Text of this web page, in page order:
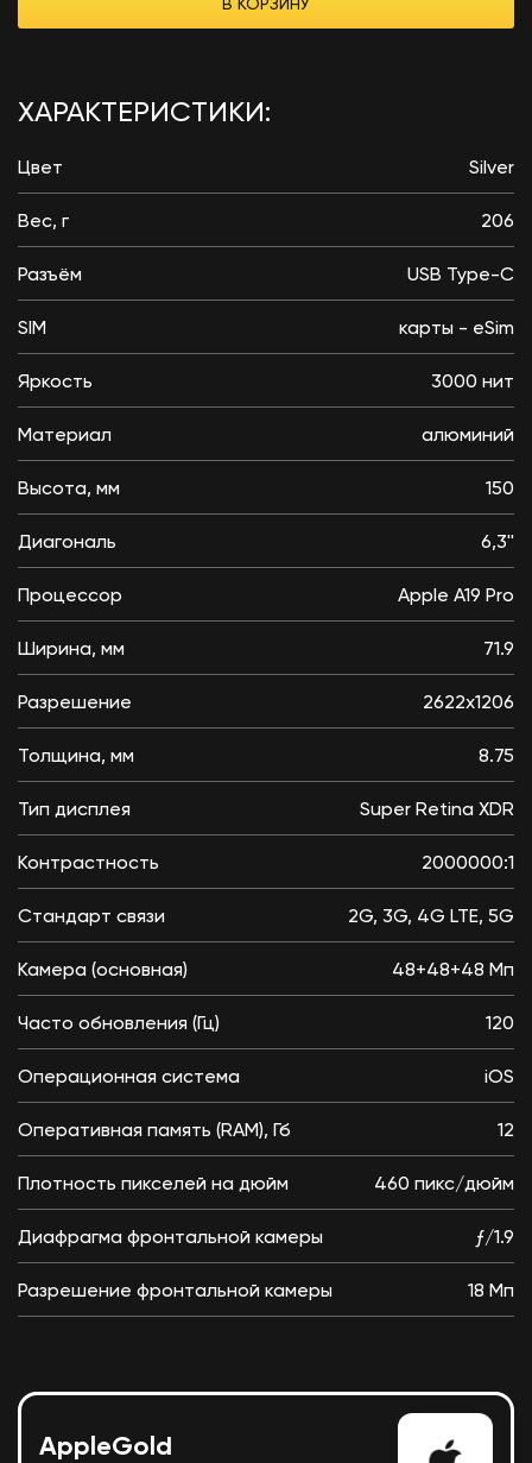
В КОРЗИНУ
ХАРАКТЕРИСТИКИ:
Цвет Silver
Вес, г 206
Разъём USB Type-C
SIM карты - eSim
Яркость 3000 нит
Материал алюминий
Высота, мм 150
Диагональ 6,3''
Процессор Apple A19 Pro
Ширина, мм 71.9
Разрешение 2622x1206
Толщина, мм 8.75
Тип дисплея Super Retina XDR
Контрастность 2000000:1
Стандарт связи 2G, 3G, 4G LTE, 5G
Камера (основная) 48+48+48 Мп
Часто обновления (Гц) 120
Операционная система iOS
Оперативная память (RAM), Гб 12
Плотность пикселей на дюйм 460 пикс/дюйм
Диафрагма фронтальной камеры ƒ/1.9
Разрешение фронтальной камеры 18 Мп
AppleGold